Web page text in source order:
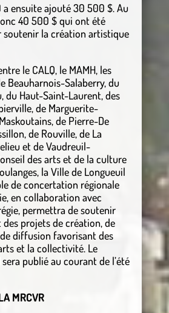
a ensuite ajouté 30 500 $. Au
40 500 $ qui ont été
soutenir la création artistique
le CALQ, le MAMH, les
Beauharnois-Salaberry, du
du Haut-Saint-Laurent, des
de Marguerite-
de Pierre-De
de Rouville, de La
et de Vaudreuil-
des arts et de la culture
la Ville de Longueuil
de concertation régionale
en collaboration avec
permettra de soutenir
projets de création, de
diffusion favorisant des
et la collectivité. Le
publié au courant de l’été
MRCVR